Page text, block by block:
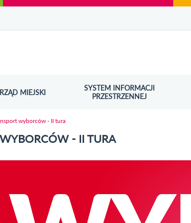
MIEJSKI
SYSTEM INFORMACJI
PRZESTRZENNEJ
ODNOŚNIK OTWORZY SIĘ W NOWYM OKNIE
wyborców - II tura
- II TURA